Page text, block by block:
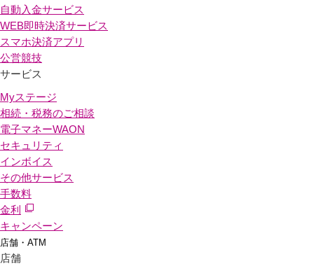
自動入金サービス
WEB即時決済サービス
スマホ決済アプリ
公営競技
サービス
Myステージ
相続・税務のご相談
電子マネーWAON
セキュリティ
インボイス
その他サービス
手数料
金利
キャンペーン
店舗・ATM
店舗